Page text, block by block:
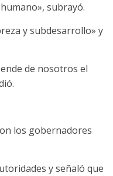
subrayó.
y subdesarrollo» y
de nosotros el
los gobernadores
y señaló que